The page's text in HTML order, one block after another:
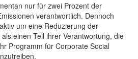
nur für zwei Prozent der
verantwortlich. Dennoch
um eine Reduzierung der
einen Teil ihrer Verantwortung, die
Programm für Corporate Social